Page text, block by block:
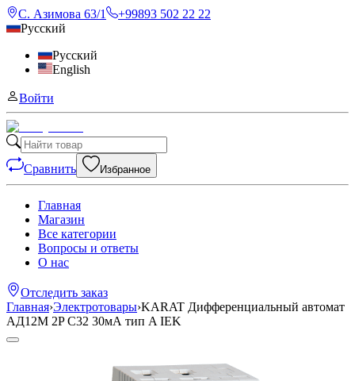
С. Азимова 63/1
+99893 502 22 22
Русский
Русский
English
Войти
Сравнить Избранное
Главная
Магазин
Все категории
Вопросы и ответы
О нас
Отследить заказ
Главная›Электротовары›KARAT Дифференциальный автомат
АД12M 2P C32 30мА тип A IEK